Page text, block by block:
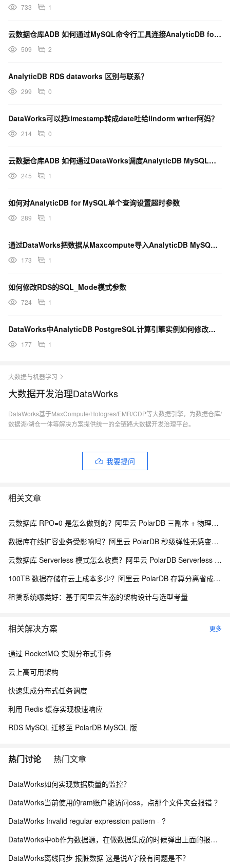
733 1
云数据仓库ADB 如何通过MySQL命令行工具连接AnalyticDB for MySQL-参数
509 2
AnalyticDB RDS dataworks 区别与联系？
299 0
DataWorks可以把timestamp转成date吐给lindorm writer阿妈？
214 0
云数据仓库ADB 如何通过DataWorks调度AnalyticDB MySQL任务-步骤三
245 1
如何对AnalyticDB for MySQL单个查询设置超时参数
289 1
通过DataWorks把数据从Maxcompute导入AnalyticDB MySQ同时tru...
173 1
如何修改RDS的SQL_Mode模式参数
724 1
DataWorks中AnalyticDB PostgreSQL计算引擎实例如何修改实例名称
177 1
大数据与机器学习
大数据开发治理DataWorks
DataWorks基于MaxCompute/Hologres/EMR/CDP等大数据引擎，为数据仓库/
数据湖/湖仓一体等解决方案提供统一的全链路大数据开发治理平台。
我要提问
相关文章
云数据库 RPO=0 是怎么做到的？阿里云 PolarDB 三副本 + 物理复制解析
数据库在线扩容业务受影响吗？阿里云 PolarDB 秒级弹性无感变配解析
云数据库 Serverless 模式怎么收费？阿里云 PolarDB Serverless 按需计费解析
100TB 数据存储在云上成本多少？阿里云 PolarDB 存算分离省成本解析
租赁系统哪类好：基于阿里云生态的架构设计与选型考量
相关解决方案 更多
通过 RocketMQ 实现分布式事务
云上高可用架构
快速集成分布式任务调度
利用 Redis 缓存实现极速响应
RDS MySQL 迁移至 PolarDB MySQL 版
热门讨论 热门文章
DataWorks如何实现数据质量的监控？
DataWorks当前使用的ram账户能访问oss，点那个文件夹会报错 ？
DataWorks Invalid regular expression pattern - ?
DataWorks中ob作为数据源，在做数据集成的时候弹出上面的报错？
DataWorks离线同步 报脏数据 这是说A字段有问题是不？